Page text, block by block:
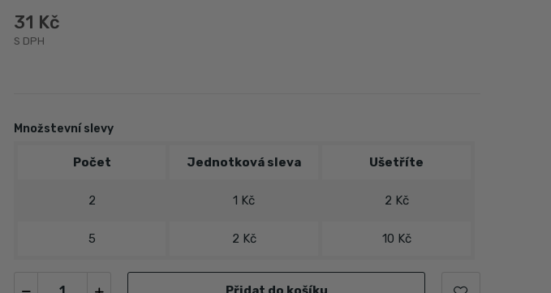
31 Kč
S DPH
Množstevní slevy
Počet Jednotková sleva Ušetříte
2 1 Kč 2 Kč
5 2 Kč 10 Kč